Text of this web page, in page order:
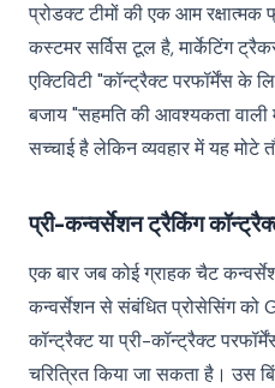
प्रोडक्ट टीमों की एक आम
कस्टमर सर्विस टूल है, मार्केटिंग
एक्टिविटी "कॉन्ट्रैक्ट परफॉर्मेंस
बजाय "सहमति की आवश्यकता वाली
सच्चाई है लेकिन व्यवहार में यह मोटे
प्री-कन्वर्सेशन ट्रैकिंग
एक बार जब कोई ग्राहक चैट
कन्वर्सेशन से संबंधित प्रोसेसिंग
कॉन्ट्रैक्ट या प्री-कॉन्ट्रैक्ट
चरित्रित किया जा सकता है।